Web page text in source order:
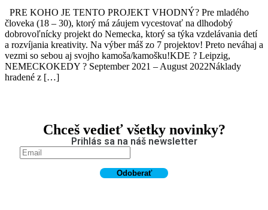
PRE KOHO JE TENTO PROJEKT VHODNÝ? Pre mladého
človeka (18 – 30), ktorý má záujem vycestovať na dlhodobý
dobrovoľnícky projekt do Nemecka, ktorý sa týka vzdelávania detí
a rozvíjania kreativity. Na výber máš zo 7 projektov! Preto neváhaj a
vezmi so sebou aj svojho kamoša/kamošku!KDE ? Leipzig,
NEMECKOKEDY ? September 2021 – August 2022Náklady
hradené z […]
Chceš vedieť všetky novinky?
Prihlás sa na náš newsletter